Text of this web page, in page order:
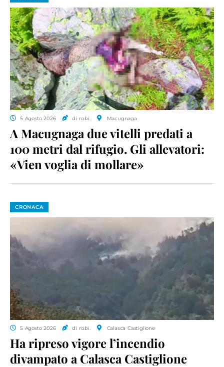
5 Agosto 2026 di ro.bi. Macugnaga
A Macugnaga due vitelli predati a
100 metri dal rifugio. Gli allevatori:
«Vien voglia di mollare»
CRONACA
5 Agosto 2026 di ro.bi. Calasca Castiglione
Ha ripreso vigore l’incendio
divampato a Calasca Castiglione